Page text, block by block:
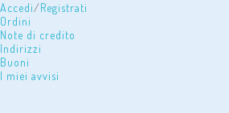
Accedi/Registrati
Ordini
Note di credito
Indirizzi
Buoni
I miei avvisi